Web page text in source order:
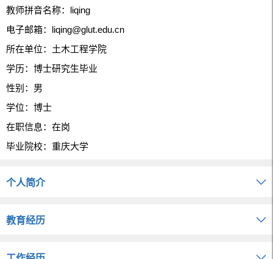
教师拼音名称：liqing
电子邮箱： liqing@glut.edu.cn
所在单位：土木工程学院
学历：博士研究生毕业
性别：男
学位：博士
在职信息：在岗
毕业院校：重庆大学
个人简介
教育经历